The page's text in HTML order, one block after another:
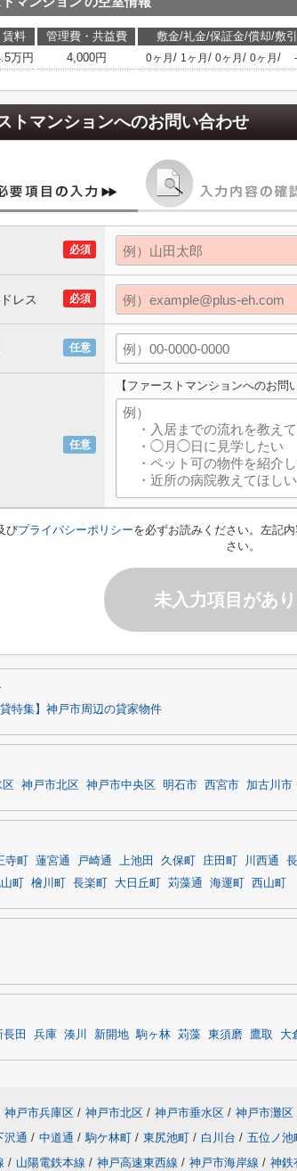
賃料 管理費・共益費 敷金/礼金/保証金/償却/敷引
万円 4,000円 0ヶ月 / 1ヶ月 / 0ヶ月 / 0ヶ月 / -
トマンションへのお問い合わせ
必須
必須
レス
任意
任意
【ファーストマンションへのお問
びプライバシーポリシーを必ずお読みください。左記
さい。
未入力項目があ
貸特集】神戸市周辺の貸家物件
神戸市北区 神戸市中央区 明石市 西宮市 加古川市
寺町 蓮宮通 戸崎通 上池田 久保町 庄田町 川西通
町 檜川町 長楽町 大日丘町 苅藻通 海運町 西山町
長田 兵庫 湊川 新開地 駒ヶ林 苅藻 東須磨 鷹取 大
神戸市兵庫区 / 神戸市北区 / 神戸市垂水区 / 神戸市灘区
沢通 / 中道通 / 駒ケ林町 / 東尻池町 / 白川台 / 五位ノ池
/ 山陽電鉄本線 / 神戸高速東西線 / 神戸市海岸線 / 神鉄